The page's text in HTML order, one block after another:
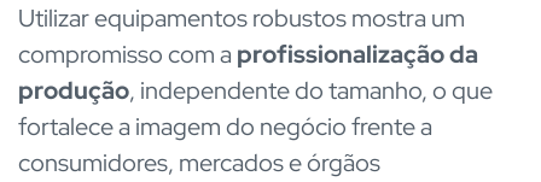
Utilizar equipamentos robustos mostra um
compromisso com a profissionalização da
produção, independente do tamanho, o que
fortalece a imagem do negócio frente a
consumidores, mercados e órgãos